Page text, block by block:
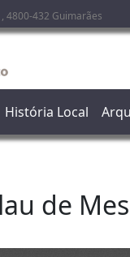
4800-432 Guimarães
História Local
de